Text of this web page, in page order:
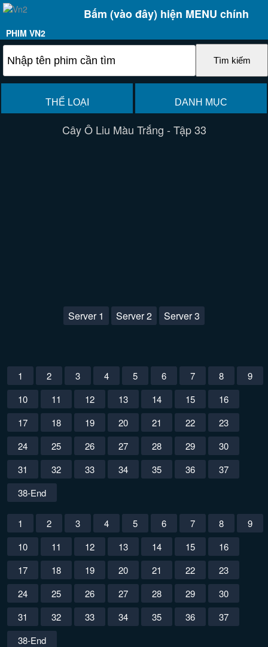
Bấm (vào đây) hiện MENU chính
PHIM VN2
THỂ LOẠI DANH MỤC
Cây Ô Liu Màu Trắng - Tập 33
Server 1 Server 2 Server 3
1 2 3 4 5 6 7 8
9
10
11 12 13 14 15
16
17
18 19 20 21 22
23
24
25 26 27 28 29
30
31
32 33 34 35 36
37
38-End
1 2 3 4 5 6 7 8
9
10
11 12 13 14 15
16
17
18 19 20 21 22
23
24
25 26 27 28 29
30
31
32 33 34 35 36
37
38-End